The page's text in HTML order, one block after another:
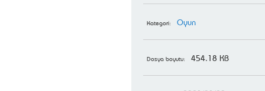
Kategori: Oyun
Dosya boyutu: 454.18 KB